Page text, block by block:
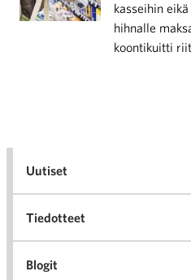
kasseihin
hihnalle
koontikuitti
Uutiset
Tiedotteet
Blogit